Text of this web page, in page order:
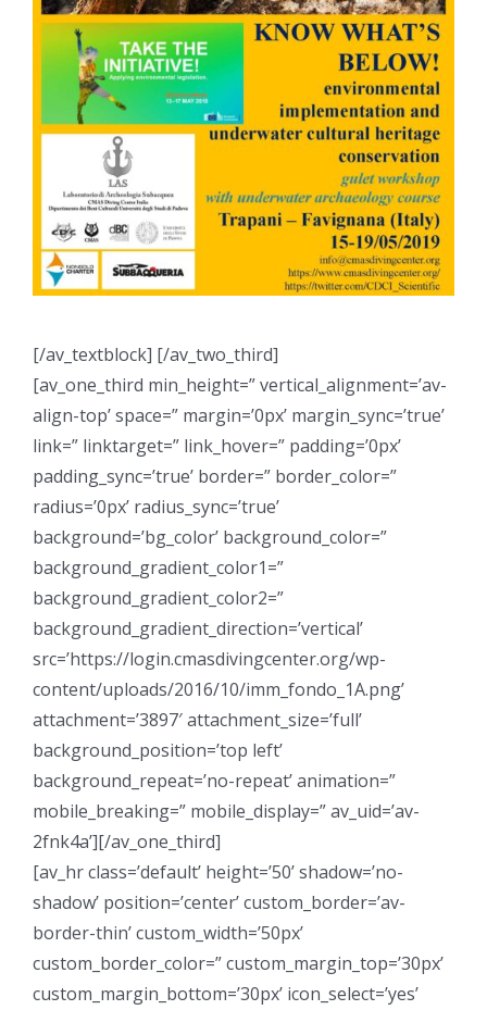
[/av_textblock] [/av_two_third]
[av_one_third min_height=” vertical_alignment=’av-
align-top’ space=” margin=’0px’ margin_sync=’true’
link=” linktarget=” link_hover=” padding=’0px’
padding_sync=’true’ border=” border_color=”
radius=’0px’ radius_sync=’true’
background=’bg_color’ background_color=”
background_gradient_color1=”
background_gradient_color2=”
background_gradient_direction=’vertical’
src=’https://login.cmasdivingcenter.org/wp-
content/uploads/2016/10/imm_fondo_1A.png’
attachment=’3897′ attachment_size=’full’
background_position=’top left’
background_repeat=’no-repeat’ animation=”
mobile_breaking=” mobile_display=” av_uid=’av-
2fnk4a’][/av_one_third]
[av_hr class=’default’ height=’50’ shadow=’no-
shadow’ position=’center’ custom_border=’av-
border-thin’ custom_width=’50px’
custom_border_color=” custom_margin_top=’30px’
custom_margin_bottom=’30px’ icon_select=’yes’